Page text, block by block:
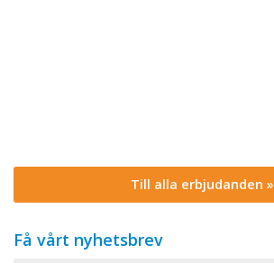
Till alla erbjudanden »
Få vårt nyhetsbrev